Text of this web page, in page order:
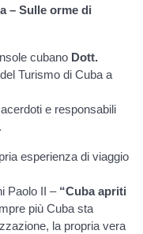
– Sulle orme di
cubano Dott.
Turismo di Cuba a
e responsabili
esperienza di viaggio
Paolo II – “Cuba apriti
più Cuba sta
la propria vera